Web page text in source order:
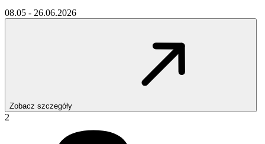
08.05 - 26.06.2026
Zobacz szczegóły
2